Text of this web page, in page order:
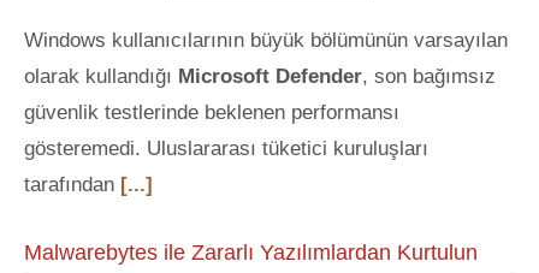
Windows kullanıcılarının büyük bölümünün varsayılan
olarak kullandığı Microsoft Defender, son bağımsız
güvenlik testlerinde beklenen performansı
gösteremedi. Uluslararası tüketici kuruluşları
tarafından [...]
Malwarebytes ile Zararlı Yazılımlardan Kurtulun